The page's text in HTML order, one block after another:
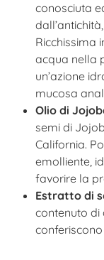
conosciuta
Ricchissima
acqua nella
un’azione
mucosa
Olio di
semi di
California.
emolliente,
favorire la
Estratto di
contenuto di